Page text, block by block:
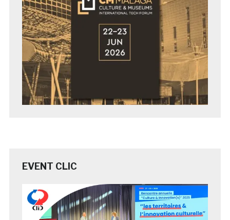
EVENT CLIC